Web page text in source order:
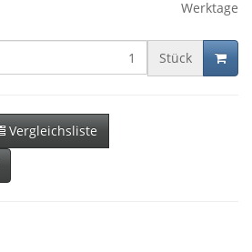
Werktage
Stück
Vergleichsliste